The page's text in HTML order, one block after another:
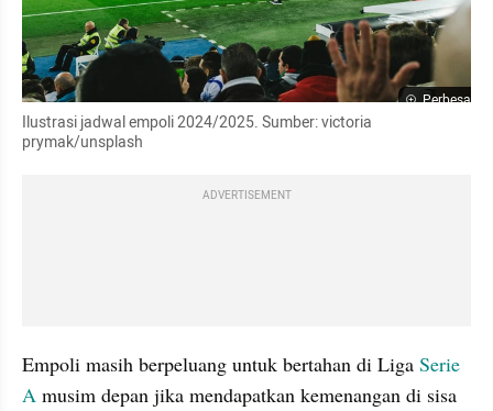
Perbesar
Ilustrasi jadwal empoli 2024/2025. Sumber: victoria
prymak/unsplash
ADVERTISEMENT
Empoli masih berpeluang untuk bertahan di Liga Serie
A musim depan jika mendapatkan kemenangan di sisa